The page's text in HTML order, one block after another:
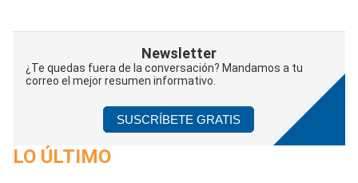
Newsletter
¿Te quedas fuera de la conversación? Mandamos a tu
correo el mejor resumen informativo.
SUSCRÍBETE GRATIS
LO ÚLTIMO